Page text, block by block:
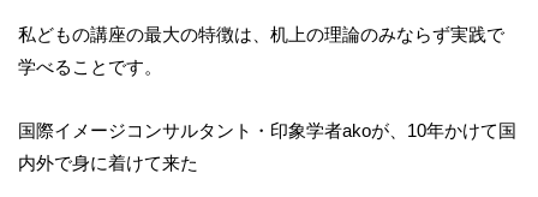
私どもの講座の最大の特徴は、机上の理論のみならず実践で
学べることです。
国際イメージコンサルタント・印象学者akoが、10年かけて国
内外で身に着けて来た